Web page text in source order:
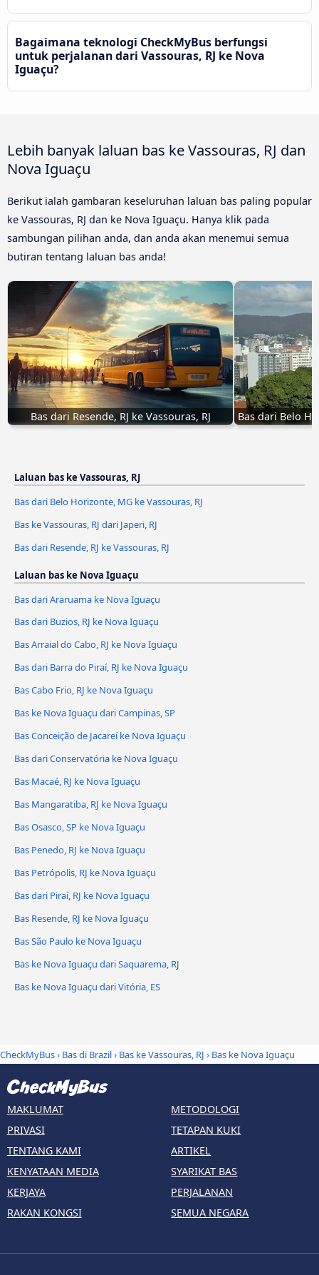
Bagaimana teknologi CheckMyBus berfungsi
untuk perjalanan dari Vassouras, RJ ke Nova
Iguaçu?
Lebih banyak laluan bas ke Vassouras, RJ dan
Nova Iguaçu
Berikut ialah gambaran keseluruhan laluan bas paling popular
ke Vassouras, RJ dan ke Nova Iguaçu. Hanya klik pada
sambungan pilihan anda, dan anda akan menemui semua
butiran tentang laluan bas anda!
Bas dari Resende, RJ ke Vassouras, RJ Bas dari Belo
Laluan bas ke Vassouras, RJ
Bas dari Belo Horizonte, MG ke Vassouras, RJ
Bas ke Vassouras, RJ dari Japeri, RJ
Bas dari Resende, RJ ke Vassouras, RJ
Laluan bas ke Nova Iguaçu
Bas dari Araruama ke Nova Iguaçu
Bas dari Buzios, RJ ke Nova Iguaçu
Bas Arraial do Cabo, RJ ke Nova Iguaçu
Bas dari Barra do Piraí, RJ ke Nova Iguaçu
Bas Cabo Frio, RJ ke Nova Iguaçu
Bas ke Nova Iguaçu dari Campinas, SP
Bas Conceição de Jacareí ke Nova Iguaçu
Bas dari Conservatória ke Nova Iguaçu
Bas Macaé, RJ ke Nova Iguaçu
Bas Mangaratiba, RJ ke Nova Iguaçu
Bas Osasco, SP ke Nova Iguaçu
Bas Penedo, RJ ke Nova Iguaçu
Bas Petrópolis, RJ ke Nova Iguaçu
Bas dari Piraí, RJ ke Nova Iguaçu
Bas Resende, RJ ke Nova Iguaçu
Bas São Paulo ke Nova Iguaçu
Bas ke Nova Iguaçu dari Saquarema, RJ
Bas ke Nova Iguaçu dari Vitória, ES
CheckMyBus› Bas di Brazil› Bas ke Vassouras, RJ › Bas ke Nova Iguaçu
MAKLUMAT
PRIVASI
TENTANG KAMI
KENYATAAN MEDIA
KERJAYA
RAKAN KONGSI
METODOLOGI
TETAPAN KUKI
ARTIKEL
SYARIKAT BAS
PERJALANAN
SEMUA NEGARA